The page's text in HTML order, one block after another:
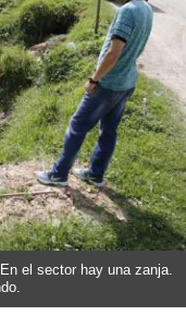
el sector hay una zanja.